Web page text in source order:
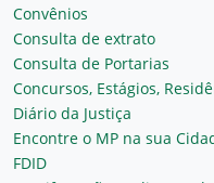
Convênios
Consulta de extrato
Consulta de Portarias
Concursos, Estágios,
Diário da Justiça
Encontre o MP na sua
FDID